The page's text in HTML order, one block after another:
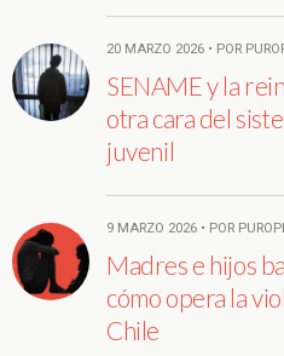
20 MARZO 2026 • POR
SENAME y la
otra cara del
juvenil
9 MARZO 2026 • POR
Madres e hijos
cómo opera la
Chile